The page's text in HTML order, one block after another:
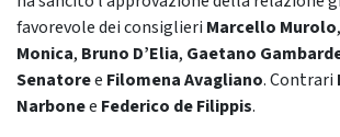
favorevole dei consiglieri Marcello Murolo,
Monica, Bruno D’Elia, Gaetano
Senatoree Filomena Avagliano. Contrari
Narbonee Federico de Filippis.